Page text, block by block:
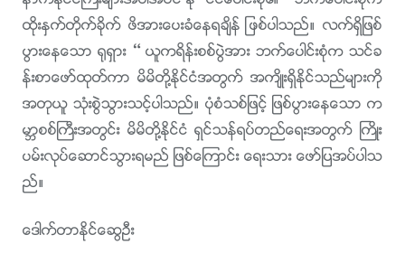
ထိုးႏွက္တိုက္ခိုက္ ဖိအားေပးခံေနရခ်ိန္ ျဖစ္ပါသည္။ လက္ရွိျဖစ္
ပြားေနေသာ ႐ုရွား – ယူကရိန္းစစ္ပြဲအား ဘက္ေပါင္းစုံက သင္ခ
န္းစာေဖာ္ထုတ္ကာ မိမိတို႔ႏိုင္ငံအတြက္ အက်ိဳးရွိႏိုင္သည္မ်ားကို
အတုယူ သုံးစြဲသြားသင့္ပါသည္။ ပုံစံသစ္ျဖင့္ ျဖစ္ပြားေနေသာ က
မာၻစစ္ႀကီးအတြင္း မိမိတို႔ႏိုင္ငံ ရွင္သန္ရပ္တည္ေရးအတြက္ ႀကိဳး
ပမ္းလုပ္ေဆာင္သြားရမည္ ျဖစ္ေၾကာင္း ေရးသား ေဖာ္ျပအပ္ပါသ
ည္။
ေဒါက္တာႏိုင္ေဆြဦး